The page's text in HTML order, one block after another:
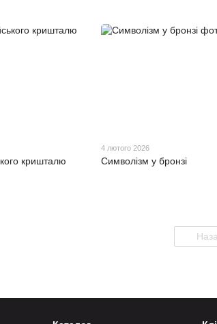
кришталю
4 лютого 2026
Символізм у бронзі